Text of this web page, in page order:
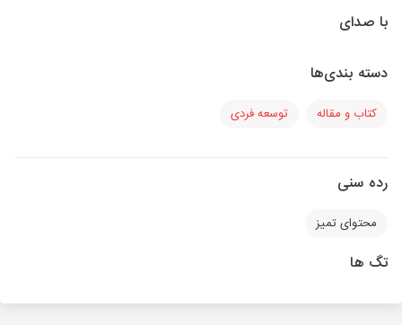
با صدای
دسته بندی‌ها
کتاب و مقاله توسعه فردی
رده سنی
محتوای تمیز
تگ ها